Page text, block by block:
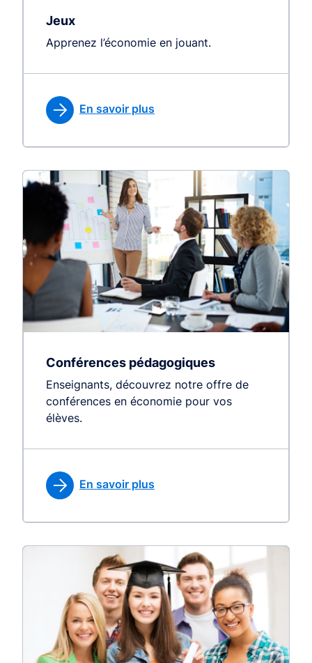
Jeux
Apprenez l’économie en jouant.
En savoir plus
Conférences pédagogiques
Enseignants, découvrez notre offre de
conférences en économie pour vos
élèves.
En savoir plus